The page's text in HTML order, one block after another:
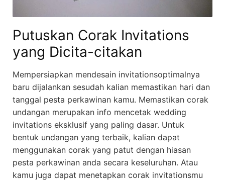
Putuskan Corak Invitations
yang Dicita-citakan
Mempersiapkan mendesain invitationsoptimalnya
baru dijalankan sesudah kalian memastikan hari dan
tanggal pesta perkawinan kamu. Memastikan corak
undangan merupakan info mencetak wedding
invitations eksklusif yang paling dasar. Untuk
bentuk undangan yang terbaik, kalian dapat
menggunakan corak yang patut dengan hiasan
pesta perkawinan anda secara keseluruhan. Atau
kamu juga dapat menetapkan corak invitationsmu